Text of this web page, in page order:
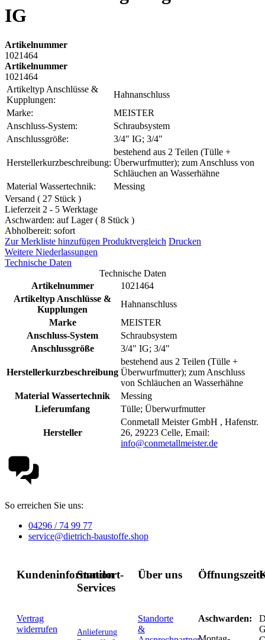
IG
Artikelnummer
1021464
Artikelnummer
1021464
Artikeltyp Anschlüsse &
Kupplungen:
Hahnanschluss
Marke:
MEISTER
Anschluss-System:
Schraubsystem
Anschlussgröße:
3/4" IG; 3/4"
Herstellerkurzbeschreibung:
bestehend aus 2 Teilen (Tülle +
Überwurfmutter); zum Anschluss von
Schläuchen an Wasserhähne
Material Wassertechnik:
Messing
Versand ( 27 Stück )
Lieferzeit 2 - 5 Werktage
Aschwarden: auf Lager ( 8 Stück )
Abholbereit: sofort
Zur Merkliste hinzufügen Produktvergleich Drucken
Weitere Niederlassungen
Technische Daten
Technische Daten
Artikelnummer
1021464
Artikeltyp Anschlüsse &
Kupplungen
Hahnanschluss
Marke
MEISTER
Anschluss-System
Schraubsystem
Anschlussgröße
3/4" IG; 3/4"
Herstellerkurzbeschreibung
bestehend aus 2 Teilen (Tülle +
Überwurfmutter); zum Anschluss
von Schläuchen an Wasserhähne
Material Wassertechnik
Messing
Lieferumfang
Tülle; Überwurfmutter
Hersteller
Conmetall Meister GmbH , Hafenstr.
26, 29223 Celle, Email:
info@conmetallmeister.de
So erreichen Sie uns:
04296 / 74 99 77
service@dietrich-baustoffe.shop
Kundeninformation
Vertrag
widerrufen
Standort-
Services
Anlieferung
Über uns
Standorte
&
Aschwarden: